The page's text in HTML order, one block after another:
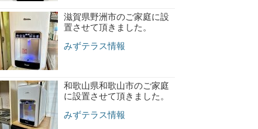
滋賀県野洲市のご家庭に設
置させて頂きました。
みずテラス情報
和歌山県和歌山市のご家庭
に設置させて頂きました。
みずテラス情報